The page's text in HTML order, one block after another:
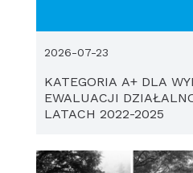
KATEGORIA A+ DLA
EWALUACJI
LATACH 2022-2025
2026-07-23